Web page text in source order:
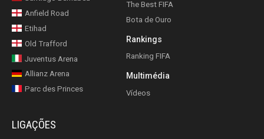
Anfield Road
Etihad
Old Trafford
Juventus Arena
Allianz Arena
Parc des Princes
The Best FIFA
Bota de Ouro
Rankings
Ranking FIFA
Multimédia
Vídeos
LIGAÇÕES